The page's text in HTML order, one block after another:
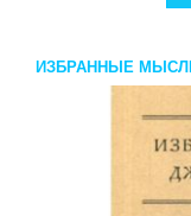
ИЗБРАННЫЕ